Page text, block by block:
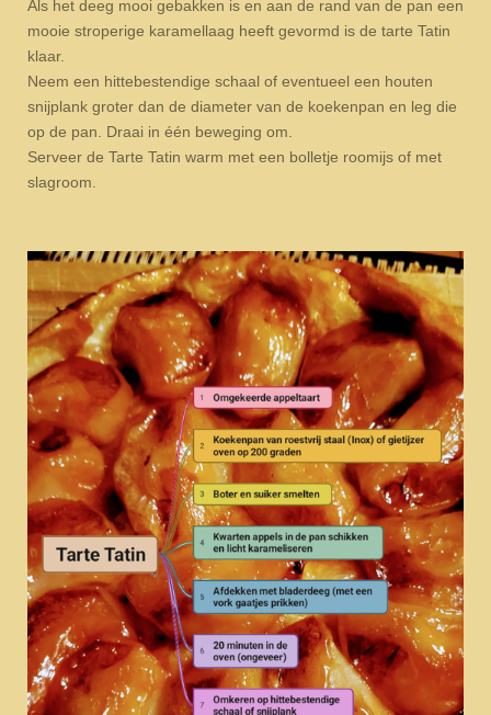
Als het deeg mooi gebakken is en aan de rand van de pan een
mooie stroperige karamellaag heeft gevormd is de tarte Tatin
klaar.
Neem een hittebestendige schaal of eventueel een houten
snijplank groter dan de diameter van de koekenpan en leg die
op de pan. Draai in één beweging om.
Serveer de Tarte Tatin warm met een bolletje roomijs of met
slagroom.